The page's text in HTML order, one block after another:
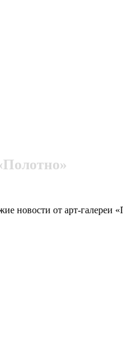
новости от арт-галереи